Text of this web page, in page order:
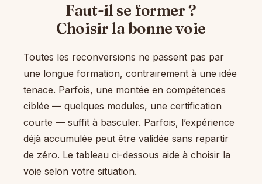
Faut-il se former ?
Choisir la bonne voie
Toutes les reconversions ne passent pas par
une longue formation, contrairement à une idée
tenace. Parfois, une montée en compétences
ciblée — quelques modules, une certification
courte — suffit à basculer. Parfois, l’expérience
déjà accumulée peut être validée sans repartir
de zéro. Le tableau ci-dessous aide à choisir la
voie selon votre situation.